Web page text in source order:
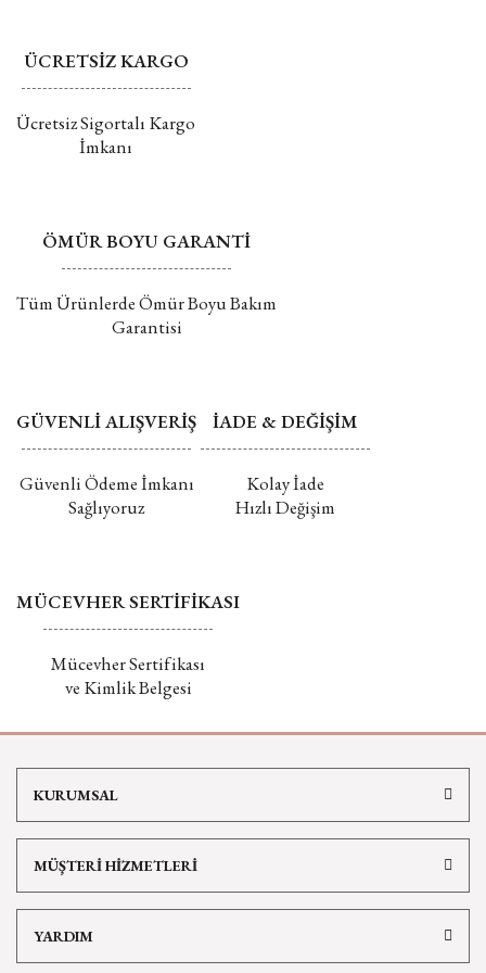
ÜCRETSİZ KARGO
Ücretsiz Sigortalı Kargo
İmkanı
ÖMÜR BOYU GARANTİ
Tüm Ürünlerde Ömür Boyu Bakım
Garantisi
GÜVENLİ ALIŞVERİŞ
Güvenli Ödeme İmkanı
Sağlıyoruz
İADE & DEĞİŞİM
Kolay İade
Hızlı Değişim
MÜCEVHER SERTİFİKASI
Mücevher Sertifikası
ve Kimlik Belgesi
KURUMSAL
MÜŞTERİ HİZMETLERİ
YARDIM